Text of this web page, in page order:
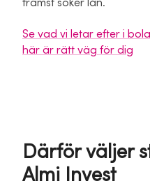
främst söker lån.
Se vad vi letar efter i
här är rätt väg för dig
Därför väljer
Almi Invest